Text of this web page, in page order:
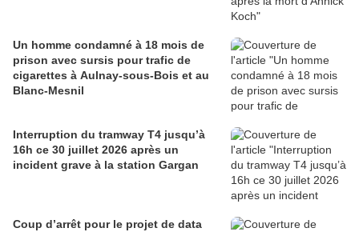
Un homme condamné à 18 mois de
prison avec sursis pour trafic de
cigarettes à Aulnay-sous-Bois et au
Blanc-Mesnil
Interruption du tramway T4 jusqu’à
16h ce 30 juillet 2026 après un
incident grave à la station Gargan
Coup d’arrêt pour le projet de data